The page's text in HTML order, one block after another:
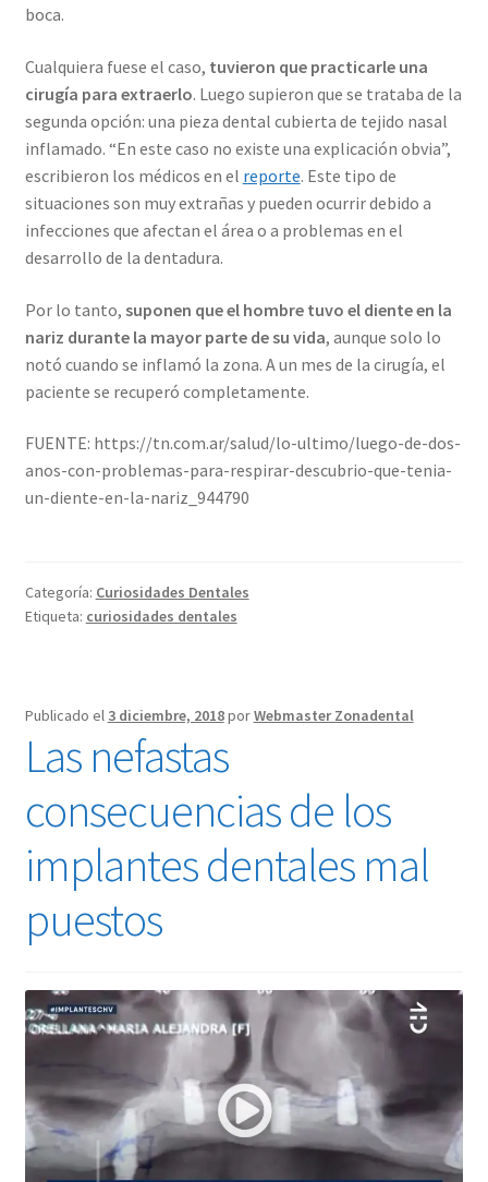
boca.
Cualquiera fuese el caso, tuvieron que practicarle una
cirugía para extraerlo. Luego supieron que se trataba de la
segunda opción: una pieza dental cubierta de tejido nasal
inflamado. “En este caso no existe una explicación obvia”,
escribieron los médicos en el reporte. Este tipo de
situaciones son muy extrañas y pueden ocurrir debido a
infecciones que afectan el área o a problemas en el
desarrollo de la dentadura.
Por lo tanto, suponen que el hombre tuvo el diente en la
nariz durante la mayor parte de su vida, aunque solo lo
notó cuando se inflamó la zona. A un mes de la cirugía, el
paciente se recuperó completamente.
FUENTE: https://tn.com.ar/salud/lo-ultimo/luego-de-dos-
anos-con-problemas-para-respirar-descubrio-que-tenia-
un-diente-en-la-nariz_944790
Categoría: Curiosidades Dentales
Etiqueta: curiosidades dentales
Publicado el 3 diciembre, 2018porWebmaster Zonadental
Las nefastas
consecuencias de los
implantes dentales mal
puestos